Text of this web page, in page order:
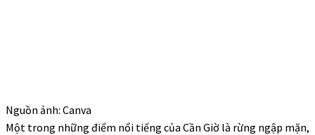
Nguồn ảnh: Canva
Một trong những điểm nổi tiếng của Cần Giờ là rừng ngập mặn,